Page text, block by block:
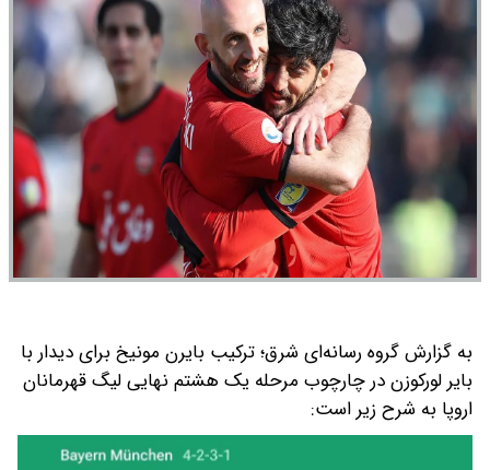
به گزارش گروه رسانه‌ای شرق؛ ترکیب بایرن مونیخ برای دیدار با
بایر لورکوزن در چارچوب مرحله یک هشتم نهایی لیگ قهرمانان
اروپا به شرح زیر است: